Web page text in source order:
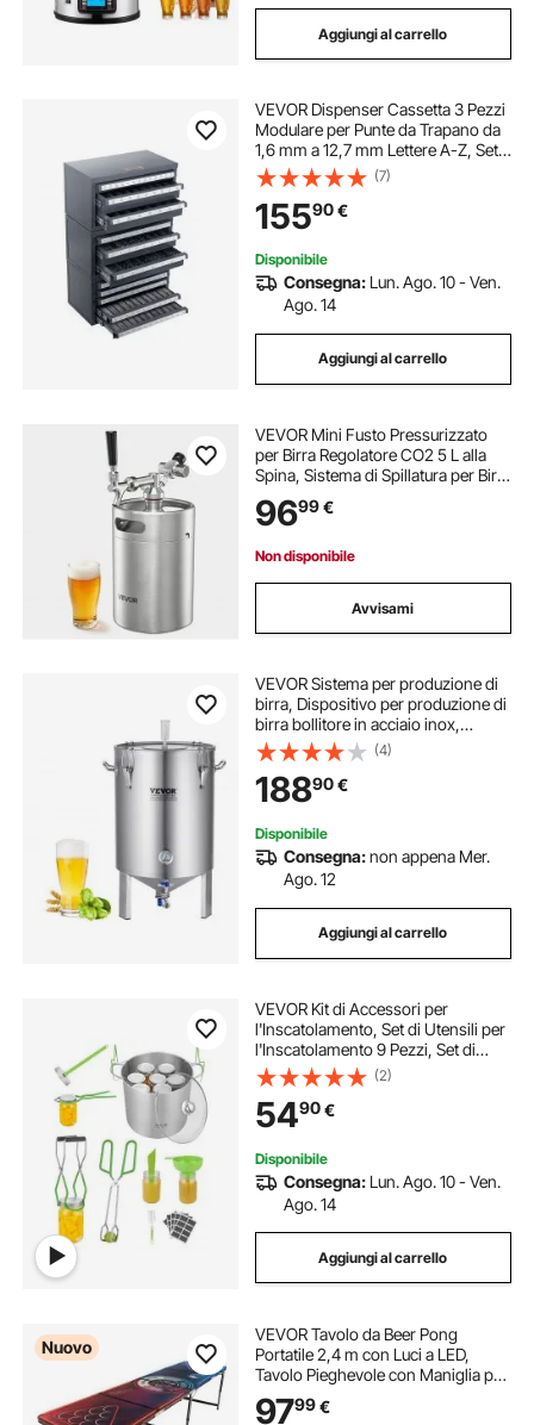
Aggiungi al carrello
VEVOR Dispenser Cassetta 3 Pezzi
Modulare per Punte da Trapano da
1,6 mm a 12,7 mm Lettere A-Z, Set
Cassetti per Punte da Trapano 5
Cassetti per Fili #1 a #60 Impilabile
Conservazione da Officina Garage
(7)
15590€
Disponibile
Consegna: Lun. Ago. 10 - Ven.
Ago. 14
Aggiungi al carrello
VEVOR Mini Fusto Pressurizzato
per Birra Regolatore CO2 5 L alla
Spina, Sistema di Spillatura per Birra
Artigianale in Acciaio Inox 304 con
Regolatore CO2 per Carbonazione
9699€
Non disponibile
Avvisami
VEVOR Sistema per produzione di
birra, Dispositivo per produzione di
birra bollitore in acciaio inox,
Fermentatore per birra da 60 L,
Fermentatore a secchio per
preparazione birra
(4)
18890€
Disponibile
Consegna:non appena Mer.
Ago. 12
Aggiungi al carrello
VEVOR Kit di Accessori per
l'Inscatolamento, Set di Utensili per
l'Inscatolamento 9 Pezzi, Set di
Base per Conservazione per
Preparare Marmellate, Lavabile in
Lavastoviglie Struttura Robusta
(2)
5490€
Disponibile
Consegna: Lun. Ago. 10 - Ven.
Ago. 14
Aggiungi al carrello
Nuovo
VEVOR Tavolo da Beer Pong
Portatile 2,4 m con Luci a LED,
Tavolo Pieghevole con Maniglia per
Trasporto e 6 Palline da Pong,
Altezza Regolabile 2 Livelli 710 mm
9799€